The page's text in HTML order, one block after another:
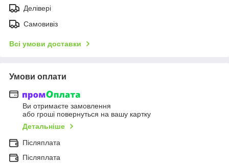
Делівері
Самовивіз
Всі умови доставки
Умови оплати
Ви отримаєте замовлення
або гроші повернуться на вашу картку
Детальніше
Післяплата
Післяплата